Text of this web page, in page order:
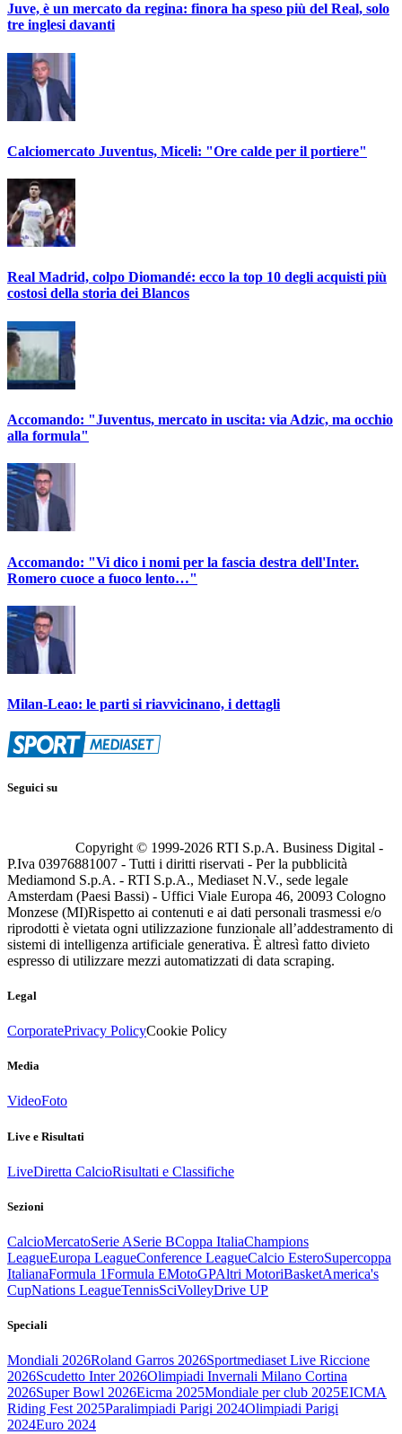
Juve, è un mercato da regina: finora ha speso più del Real, solo
tre inglesi davanti
Calciomercato Juventus, Miceli: "Ore calde per il portiere"
Real Madrid, colpo Diomandé: ecco la top 10 degli acquisti più
costosi della storia dei Blancos
Accomando: "Juventus, mercato in uscita: via Adzic, ma occhio
alla formula"
Accomando: "Vi dico i nomi per la fascia destra dell'Inter.
Romero cuoce a fuoco lento…"
Milan-Leao: le parti si riavvicinano, i dettagli
Seguici su
Copyright © 1999-2026 RTI S.p.A. Business Digital -
P.Iva 03976881007 - Tutti i diritti riservati - Per la pubblicità
Mediamond S.p.A. - RTI S.p.A., Mediaset N.V., sede legale
Amsterdam (Paesi Bassi) - Uffici Viale Europa 46, 20093 Cologno
Monzese (MI)Rispetto ai contenuti e ai dati personali trasmessi e/o
riprodotti è vietata ogni utilizzazione funzionale all’addestramento di
sistemi di intelligenza artificiale generativa. È altresì fatto divieto
espresso di utilizzare mezzi automatizzati di data scraping.
Legal
CorporatePrivacy PolicyCookie Policy
Media
VideoFoto
Live e Risultati
LiveDiretta CalcioRisultati e Classifiche
Sezioni
CalcioMercatoSerie ASerie BCoppa ItaliaChampions
LeagueEuropa LeagueConference LeagueCalcio EsteroSupercoppa
ItalianaFormula 1Formula EMotoGPAltri MotoriBasketAmerica's
CupNations LeagueTennisSciVolleyDrive UP
Speciali
Mondiali 2026Roland Garros 2026Sportmediaset Live Riccione
2026Scudetto Inter 2026Olimpiadi Invernali Milano Cortina
2026Super Bowl 2026Eicma 2025Mondiale per club 2025EICMA
Riding Fest 2025Paralimpiadi Parigi 2024Olimpiadi Parigi
2024Euro 2024